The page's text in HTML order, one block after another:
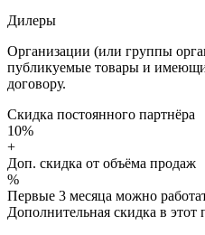
Дилеры
Организации (или группы
публикуемые товары и
договору.
Скидка постоянного партнёра
10%
+
Доп. скидка от объёма продаж
%
Первые 3 месяца можно
Дополнительная скидка в этот